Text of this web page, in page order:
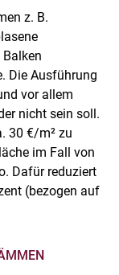
z. B.
Die Ausführung
vor allem
nicht sein soll.
30 €/m² zu
im Fall von
Dafür reduziert
(bezogen auf